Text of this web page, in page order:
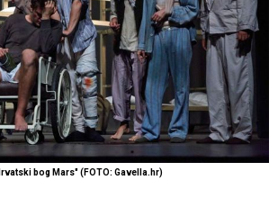
bog Mars" (FOTO: Gavella.hr)